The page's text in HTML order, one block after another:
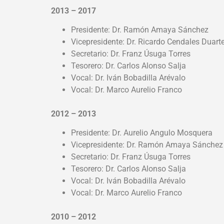
2013 – 2017
Presidente: Dr. Ramón Amaya Sánchez
Vicepresidente: Dr. Ricardo Cendales
Secretario: Dr. Franz Úsuga Torres
Tesorero: Dr. Carlos Alonso Salja
Vocal: Dr. Iván Bobadilla Arévalo
Vocal: Dr. Marco Aurelio Franco
2012 – 2013
Presidente: Dr. Aurelio Angulo Mosquera
Vicepresidente: Dr. Ramón Amaya Sánchez
Secretario: Dr. Franz Úsuga Torres
Tesorero: Dr. Carlos Alonso Salja
Vocal: Dr. Iván Bobadilla Arévalo
Vocal: Dr. Marco Aurelio Franco
2010 – 2012